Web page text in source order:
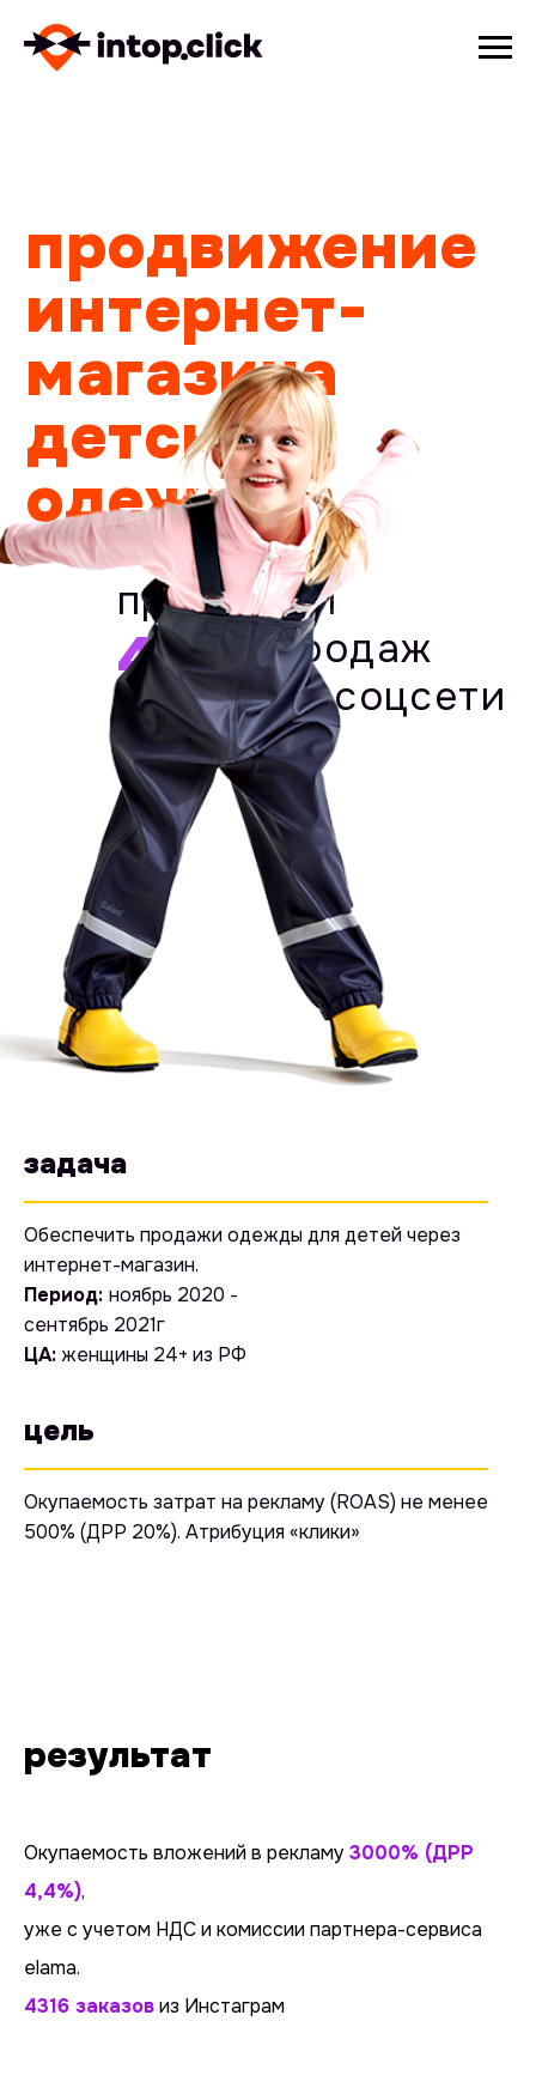
привлекли
4 316продаж
из соцсети
интернет-
магазина
детской
одежды
клиент
Интернет-магазин детской одеждыDinomama.ru
задача
Обеспечить продажи одежды для детей через
интернет-магазин.
Период: ноябрь 2020 -
сентябрь 2021г
ЦА:женщины 24+ из РФ
цель
Окупаемость затрат на рекламу (ROAS) не менее
500% (ДРР 20%). Атрибуция «клики»
результат
Окупаемость вложений в рекламу 3000% (ДРР
4,4%),
уже с учетом НДС и комиссии партнера-сервиса
elama.
4316 заказовиз Инстаграм